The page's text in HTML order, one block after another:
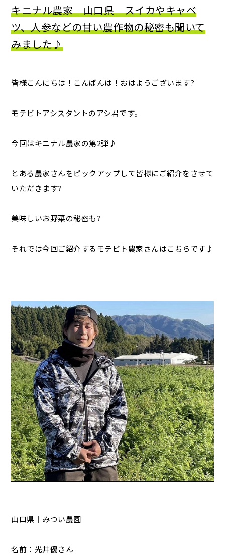
キニナル農家｜山口県 スイカやキャベ
ツ、人参などの甘い農作物の秘密も聞いて
みました♪
皆様こんにちは！こんばんは！おはようございます?
モテビトアシスタントのアシ君です。
今回はキニナル農家の第2弾♪
とある農家さんをピックアップして皆様にご紹介をさせて
いただきます?
美味しいお野菜の秘密も?
それでは今回ご紹介するモテビト農家さんはこちらです♪
山口県｜みつい農園
名前：光井優さん